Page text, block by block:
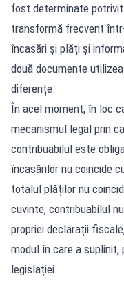
fost determinate
transformă frecvent
încasări și plăți și
două documente
diferențe.
În acel moment, în loc
mecanismul legal prin
contribuabilul este
încasărilor nu coincide
totalul plăților nu
cuvinte, contribuabilul
propriei declarații
modul în care a suplinit,
legislației.